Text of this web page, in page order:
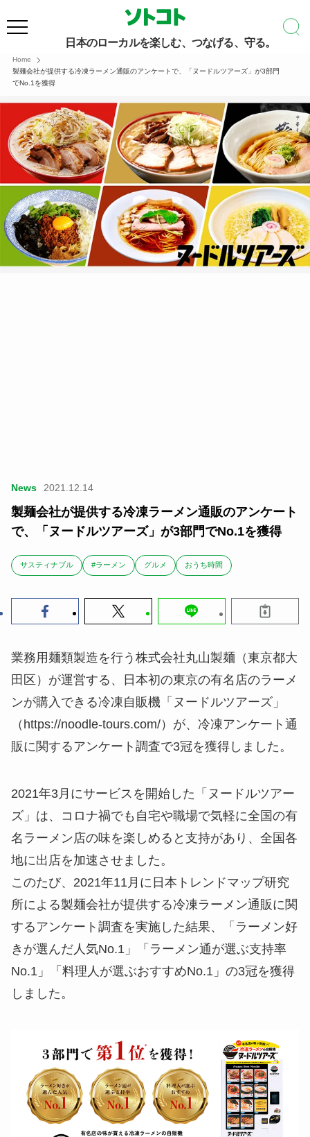
日本のローカルを楽しむ、つなげる、守る。
Home
製麺会社が提供する冷凍ラーメン通販のアンケートで、「ヌードルツアーズ」が3部門
でNo.1を獲得
News 2021.12.14
製麺会社が提供する冷凍ラーメン通販のアンケート
で、「ヌードルツアーズ」が3部門でNo.1を獲得
サスティナブル #ラーメン グルメ おうち時間
業務用麺類製造を行う株式会社丸山製麺（東京都大
田区）が運営する、日本初の東京の有名店のラーメ
ンが購入できる冷凍自販機「ヌードルツアーズ」
（https://noodle-tours.com/）が、冷凍アンケート通
販に関するアンケート調査で3冠を獲得しました。
2021年3月にサービスを開始した「ヌードルツアー
ズ」は、コロナ禍でも自宅や職場で気軽に全国の有
名ラーメン店の味を楽しめると支持があり、全国各
地に出店を加速させました。
このたび、2021年11月に日本トレンドマップ研究
所による製麺会社が提供する冷凍ラーメン通販に関
するアンケート調査を実施した結果、「ラーメン好
きが選んだ人気No.1」「ラーメン通が選ぶ支持率
No.1」「料理人が選ぶおすすめNo.1」の3冠を獲得
しました。